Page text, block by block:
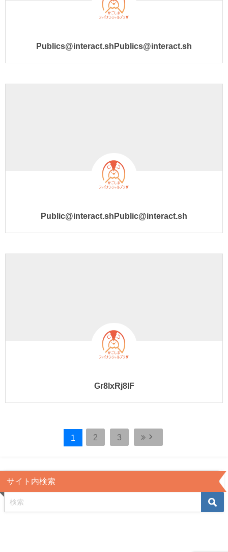
Publics@interact.shPublics@interact.sh
Public@interact.shPublic@interact.sh
Gr8lxRj8IF
1 2 3 keyboard_arrow_right
サイト内検索